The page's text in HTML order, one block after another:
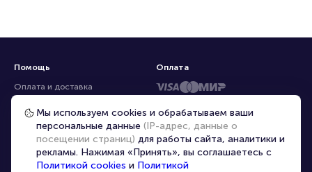
Помощь
Оплата и доставка
Частые вопросы
Перепродажа билетов
Организаторам
Корпоративным клиентам
Оплата
Мы используем cookies и обрабатываем ваши
персональные данные (IP-адрес, данные о
посещении страниц) для работы сайта, аналитики и
рекламы. Нажимая «Принять», вы соглашаетесь с
Политикой cookies и Политикой